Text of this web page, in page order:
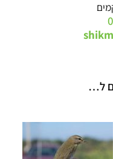
ל…